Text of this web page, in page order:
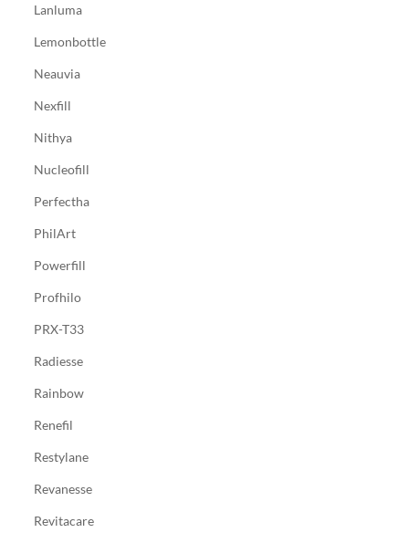
Lanluma
Lemonbottle
Neauvia
Nexfill
Nithya
Nucleofill
Perfectha
PhilArt
Powerfill
Profhilo
PRX-T33
Radiesse
Rainbow
Renefil
Restylane
Revanesse
Revitacare